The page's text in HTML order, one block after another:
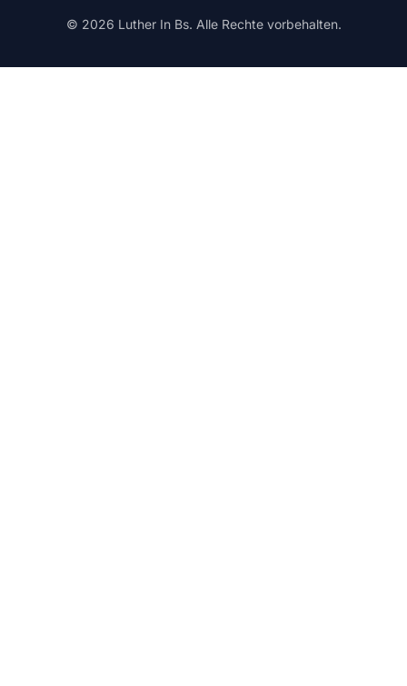
© 2026 Luther In Bs. Alle Rechte vorbehalten.